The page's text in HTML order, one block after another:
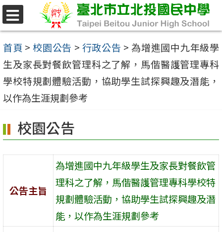
跳
至
主
要
內
容
首頁 > 校園公告 > 行政公告 > 為增進國中九年級學
生及家長對餐飲管理科之了解，馬偕醫護管理專科
學校特規劃體驗活動，協助學生試探興趣及潛能，
以作為生涯規劃參考
校園公告
公告主旨
為增進國中九年級學生及家長對餐飲管
理科之了解，馬偕醫護管理專科學校特
規劃體驗活動，協助學生試探興趣及潛
能，以作為生涯規劃參考
選
單